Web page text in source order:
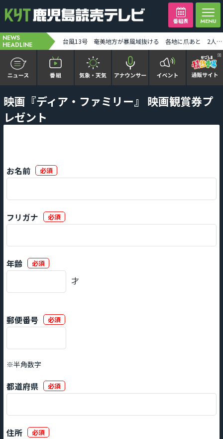
番組表
NEWS
HEADLINE H3ロケット9号機の打ち上げが11日に延期 [2026-08-08 14:13:00] 台風13号 奄美地方が暴風域抜ける 各地に爪あと 2人ケガ [2026-08-08 17:46:00]
かごピタ FAMILIAR
KYT news every かごしま
It推しTV
番組表を見る
映画『ディア・ファミリー』 映画観賞券プ
レゼント
お名前 必須
フリガナ 必須
年齢 必須
才
郵便番号 必須
※半角数字
都道府県 必須
住所 必須